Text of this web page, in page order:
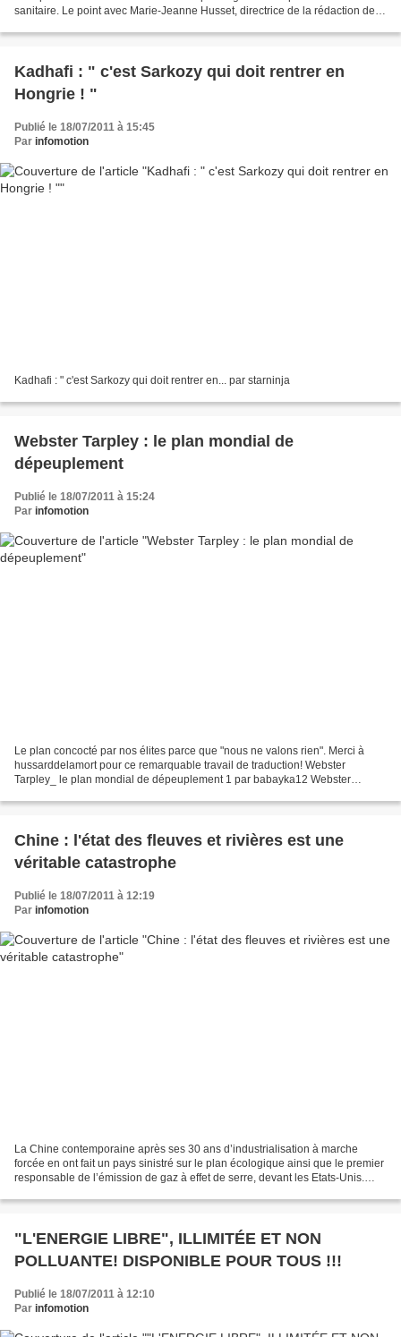
sanitaire. Le point avec Marie-Jeanne Husset, directrice de la rédaction de
Kadhafi : " c'est Sarkozy qui doit rentrer en
Hongrie ! "
Publié le 18/07/2011 à 15:45
Par infomotion
Kadhafi : " c'est Sarkozy qui doit rentrer en... par starninja
Webster Tarpley : le plan mondial de
dépeuplement
Publié le 18/07/2011 à 15:24
Par infomotion
Le plan concocté par nos élites parce que "nous ne valons rien". Merci à
hussarddelamort pour ce remarquable travail de traduction! Webster
Tarpley_ le plan mondial de dépeuplement 1 par babayka12 Webster
Chine : l'état des fleuves et rivières est une
véritable catastrophe
Publié le 18/07/2011 à 12:19
Par infomotion
La Chine contemporaine après ses 30 ans d’industrialisation à marche
forcée en ont fait un pays sinistré sur le plan écologique ainsi que le premier
responsable de l’émission de gaz à effet de serre, devant les Etats-Unis.
"L'ENERGIE LIBRE", ILLIMITÉE ET NON
POLLUANTE! DISPONIBLE POUR TOUS !!!
Publié le 18/07/2011 à 12:10
Par infomotion